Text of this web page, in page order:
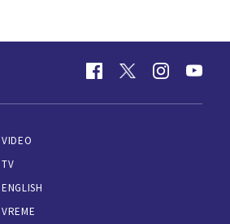
VIDEO
TV
ENGLISH
VREME